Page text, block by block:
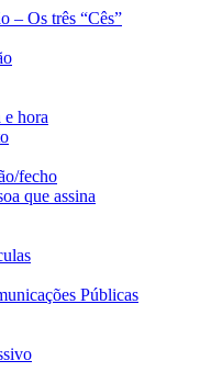
– Os três “Cês”
e hora
fecho
que assina
Públicas